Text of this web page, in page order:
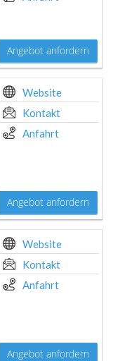
Angebot anfordern
Website
Kontakt
Anfahrt
Angebot anfordern
Website
Kontakt
Anfahrt
Angebot anfordern